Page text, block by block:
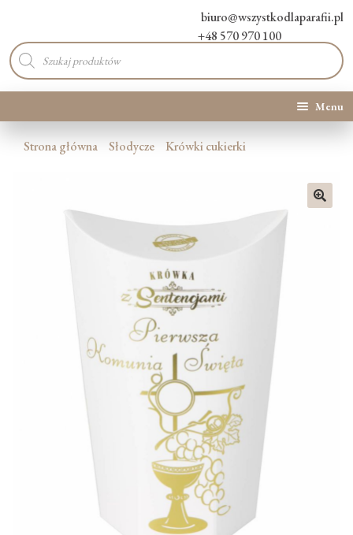
biuro@wszystkodlaparafii.pl
+48 570 970 100
Wyszukiwarka
produktów
Menu
Kategorie produktów
Strona główna Słodycze Krówki cukierki